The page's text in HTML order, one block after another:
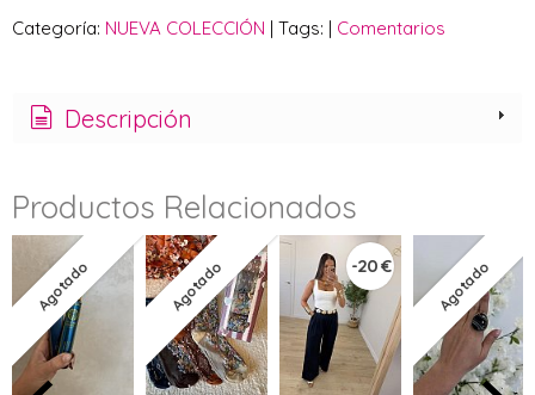
Categoría: NUEVA COLECCIÓN | Tags: | Comentarios
Descripción
Productos Relacionados
Agotado Agotado -20 € Agotado